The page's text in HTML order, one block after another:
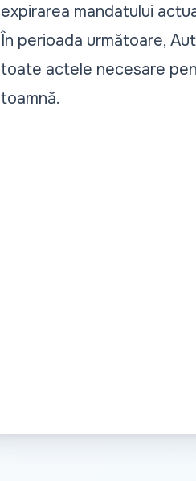
expirarea mandatului
În perioada următoare,
toate actele necesare
toamnă.